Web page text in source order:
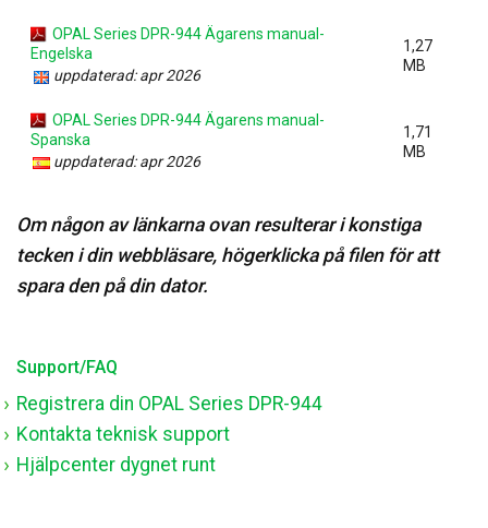
OPAL Series DPR-944 Ägarens manual-
Engelska
uppdaterad: apr 2026
1,27
MB
OPAL Series DPR-944 Ägarens manual-
Spanska
uppdaterad: apr 2026
1,71
MB
Om någon av länkarna ovan resulterar i konstiga
tecken i din webbläsare, högerklicka på filen för att
spara den på din dator.
Support/FAQ
Registrera din OPAL Series DPR-944
Kontakta teknisk support
Hjälpcenter dygnet runt